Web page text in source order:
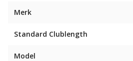
Merk
Standard Clublength
Model